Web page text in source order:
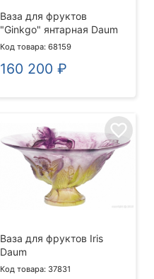
Ваза для фруктов
"Ginkgo" янтарная Daum
Код товара: 68159
160 200 ₽
favorite_border
Ваза для фруктов Iris
Daum
Код товара: 37831